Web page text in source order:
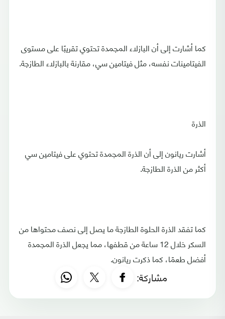
كما أشارت إلى أن البازلاء المجمدة تحتوي تقريبًا على مستوى
الفيتامينات نفسه، مثل فيتامين سي، مقارنة بالبازلاء الطازجة.
الذرة
أشارت ريانون إلى أن الذرة المجمدة تحتوي على فيتامين سي
أكثر من الذرة الطازجة.
كما تفقد الذرة الحلوة الطازجة ما يصل إلى نصف محتواها من
السكر خلال 12 ساعة من قطفها، مما يجعل الذرة المجمدة
أفضل طعمًا، كما ذكرت ريانون.
مشاركة: